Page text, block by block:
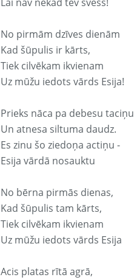
No pirmām dzīves dienām
Kad šūpulis ir kārts,
Tiek cilvēkam ikvienam
Uz mūžu iedots vārds Esija!
Prieks nāca pa debesu taciņu
Un atnesa siltuma daudz.
Es zinu šo ziedoņa actiņu -
Esija vārdā nosauktu
No bērna pirmās dienas,
Kad šūpulis tam kārts,
Tiek cilvēkam ikvienam
Uz mūžu iedots vārds Esija
Acis platas rītā agrā,